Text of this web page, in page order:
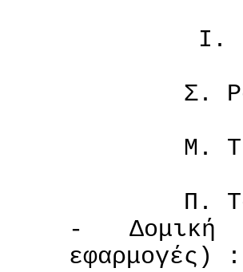
Ι.
Σ.
Μ.
Π.
- Δομική
εφαρμογές)